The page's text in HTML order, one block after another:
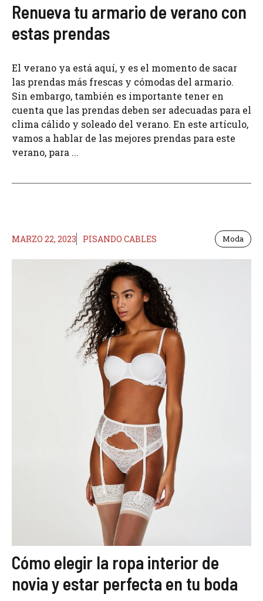
Renueva tu armario de verano con
estas prendas
El verano ya está aquí, y es el momento de sacar
las prendas más frescas y cómodas del armario.
Sin embargo, también es importante tener en
cuenta que las prendas deben ser adecuadas para el
clima cálido y soleado del verano. En este artículo,
vamos a hablar de las mejores prendas para este
verano, para ...
MARZO 22, 2023 PISANDO CABLES Moda
Cómo elegir la ropa interior de
novia y estar perfecta en tu boda